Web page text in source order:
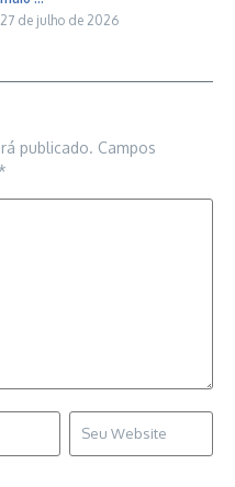
27 de julho de 2026
publicado. Campos